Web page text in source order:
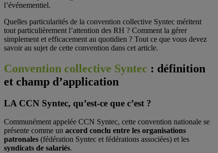
l’événementiel.
Quelles particularités de la convention collective Syntec méritent
tout particulièrement l’attention des RH ? Comment la gérer
simplement et efficacement au quotidien ? Tout ce que vous devez
savoir au sujet de cette convention dans cet article.
Convention collective Syntec : définition
et champ d’application
LA CCN Syntec, qu’est-ce que c’est ?
Communément appelée CCN Syntec, cette convention nationale se
présente comme un accord conclu entre les organisations
patronales (fédération Syntec et fédérations associées) et les
syndicats de salariés.